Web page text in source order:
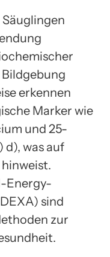
erkennen
Marker wie
und 25-
d), was auf
Energy-
sind
zur